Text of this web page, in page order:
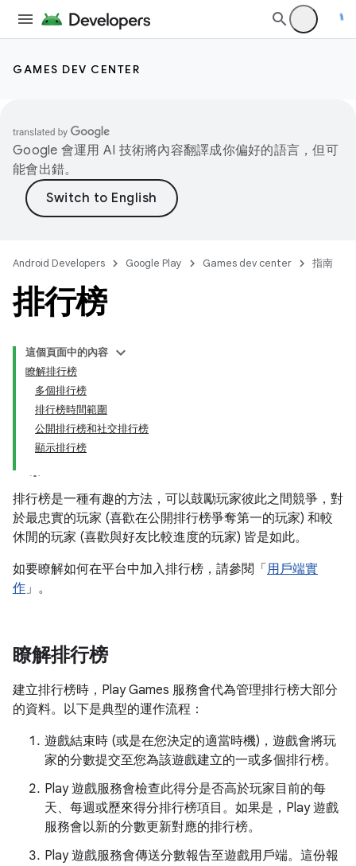
GAMES DEV CENTER
Google 會運用 AI 技術將內容翻譯成你偏好的語言，但可
能會出錯。
Android Developers Google Play Games dev center 指南
排行榜
這個頁面中的內容
瞭解排行榜
多個排行榜
排行榜時間範圍
公開排行榜和社交排行榜
顯示排行榜
排行榜是一種有趣的方法，可以鼓勵玩家彼此之間競爭，對
於最忠實的玩家 (喜歡在公開排行榜爭奪第一的玩家) 和較
休閒的玩家 (喜歡與好友比較進度的玩家) 皆是如此。
如要瞭解如何在平台中加入排行榜，請參閱「 用戶端實
作」。
瞭解排行榜
建立排行榜時，Play Games 服務會代為管理排行榜大部分
的資料。以下是典型的運作流程：
遊戲結束時 (或是在您決定的適當時機)，遊戲會將玩
家的分數提交至您為該遊戲建立的一或多個排行榜。
Play 遊戲服務會檢查此得分是否高於玩家目前的每
天、每週或歷來得分排行榜項目。如果是，Play 遊戲
服務會以新的分數更新對應的排行榜。
Play 遊戲服務會傳送分數報告至遊戲用戶端。這份報